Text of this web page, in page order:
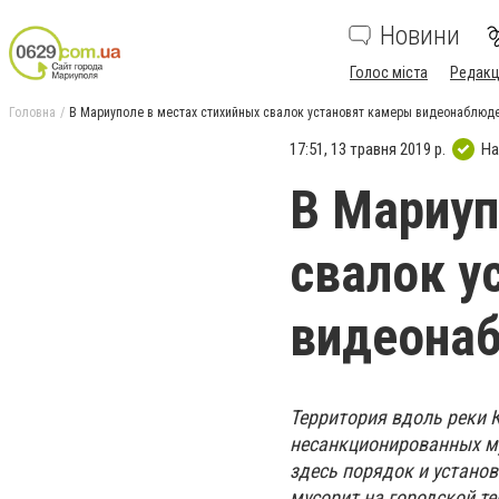
Новини
Голос міста
Головна В Мариуполе в местах стихийных свалок установят камеры
17:51, 13 травня 2019 р.
В
свалок
Территория вдоль реки
несанкционированных
здесь порядок и